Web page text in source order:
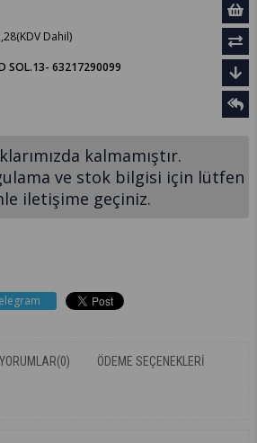
(KDV Dahil)
SOL.13- 63217290099
kalmamıştır.
ve stok bilgisi için lütfen
iletişime geçiniz.
YORUMLAR(0) ÖDEME SEÇENEKLERI